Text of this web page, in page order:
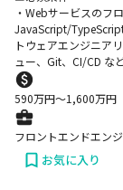
・Webサービスのフ
JavaScript/
トウェアエンジニア
ュー、Git、CI/CD な
590万円〜1,600万円
フロントエンドエン
お気に入り